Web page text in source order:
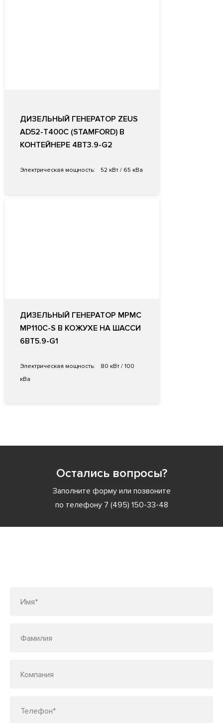
ДИЗЕЛЬНЫЙ ГЕНЕРАТОР ZEUS
AD52-T400C (STAMFORD) В
КОНТЕЙНЕРЕ 4BT3.9-G2
Электрическая мощность: 52 кВт / 65 кВа
ДИЗЕЛЬНЫЙ ГЕНЕРАТОР MPMC
MP110C-S В КОЖУХЕ НА ШАССИ
6BT5.9-G1
Электрическая мощность:
80 кВт / 100
кВа
Остались вопросы?
Заполните форму или позвоните
по телефону 7 (495) 150-33-48
Имя*
Фамилия
Компания
Телефон*